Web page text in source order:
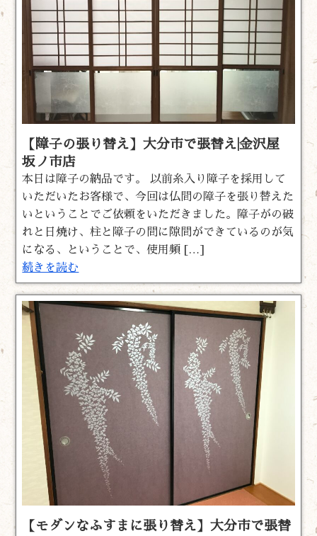
【障子の張り替え】大分市で張替え|金沢屋
坂ノ市店
本日は障子の納品です。 以前糸入り障子を採用して
いただいたお客様で、今回は仏間の障子を張り替えた
いということでご依頼をいただきました。障子がの破
れと日焼け、柱と障子の間に隙間ができているのが気
になる、ということで、使用頻 […]
続きを読む
【モダンなふすまに張り替え】大分市で張替